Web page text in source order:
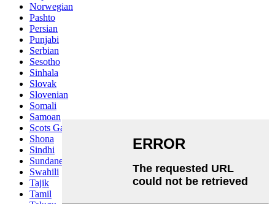
Norwegian
Pashto
Persian
Punjabi
Serbian
Sesotho
Sinhala
Slovak
Slovenian
Somali
Samoan
Scots Gaelic
Shona
Sindhi
Sundanese
Swahili
Tajik
Tamil